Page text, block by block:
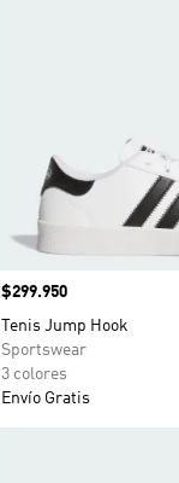
Precio
$299.950
Tenis Jump Hook
Sportswear
3 colores
Envío Gratis